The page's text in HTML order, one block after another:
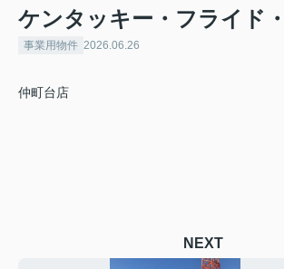
ケンタッキー・フライド
事業用物件 2026.06.26
仲町台店
NEXT